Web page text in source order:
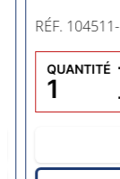
RÉF.
QUANTITÉ